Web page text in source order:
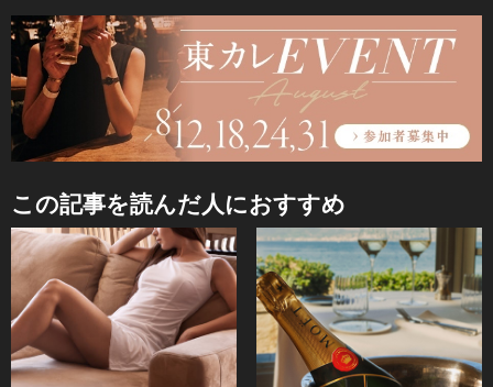
この記事を読んだ人におすすめ